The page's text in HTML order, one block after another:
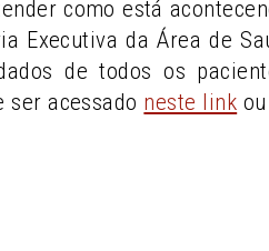
como está
Executiva da Área de
de todos os
ser acessado neste link